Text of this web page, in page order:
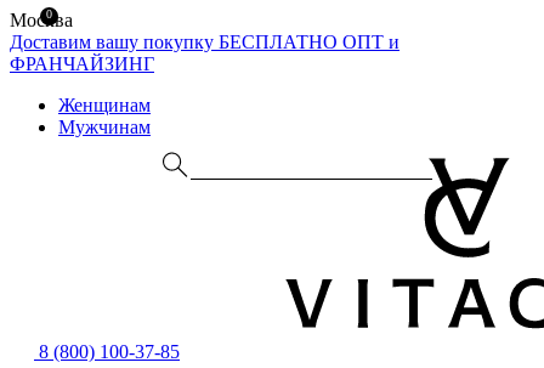
Москва
Доставим вашу покупку БЕСПЛАТНО ОПТ и
ФРАНЧАЙЗИНГ
Женщинам
Мужчинам
8 (800) 100-37-85
0